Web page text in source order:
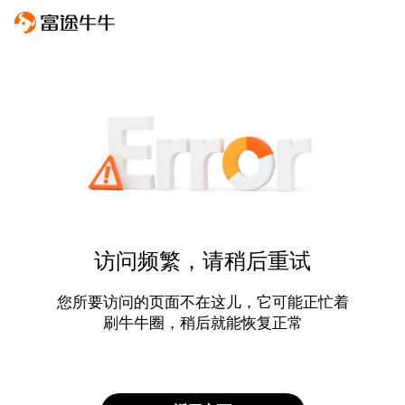
访问频繁，请稍后重试
您所要访问的页面不在这儿，它可能正忙着
刷牛牛圈，稍后就能恢复正常